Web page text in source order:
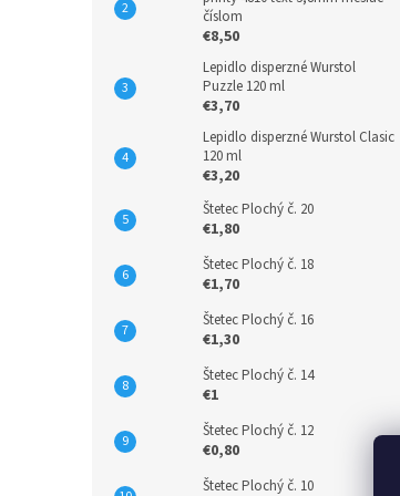
číslom
€8,50
Lepidlo disperzné Wurstol
Puzzle 120 ml
€3,70
Lepidlo disperzné Wurstol Clasic
120 ml
€3,20
Štetec Plochý č. 20
€1,80
Štetec Plochý č. 18
€1,70
Štetec Plochý č. 16
€1,30
Štetec Plochý č. 14
€1
Štetec Plochý č. 12
€0,80
Štetec Plochý č. 10